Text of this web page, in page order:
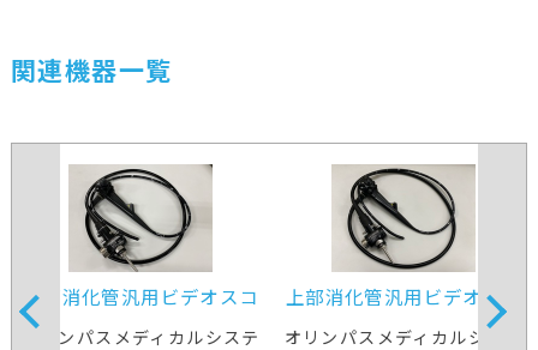
関連機器一覧
上部消化管汎用ビデオスコ
ープ
オリンパスメディカルシステ
上部消化管汎用ビデオスコ
ープ
オリンパスメディカルシステ